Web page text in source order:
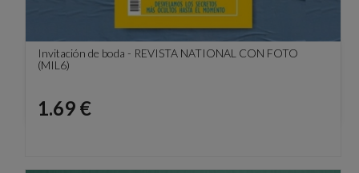
Invitación de boda - REVISTA NATIONAL CON FOTO
(MIL6)
Precio
1.69 €